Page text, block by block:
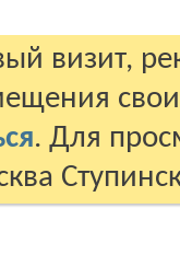
визит,
. Для